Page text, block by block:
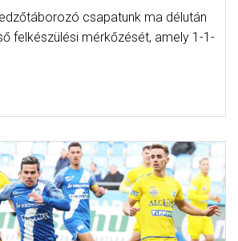
csapatunk ma délután
felkészülési mérkőzését, amely 1-1-